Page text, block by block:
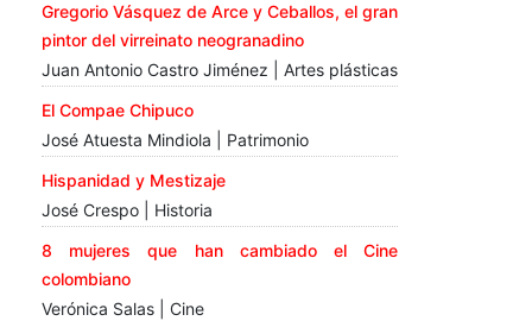
Gregorio Vásquez de Arce y Ceballos, el gran
pintor del virreinato neogranadino
Juan Antonio Castro Jiménez | Artes plásticas
El Compae Chipuco
José Atuesta Mindiola | Patrimonio
Hispanidad y Mestizaje
José Crespo | Historia
8 mujeres que han cambiado el Cine
colombiano
Verónica Salas | Cine